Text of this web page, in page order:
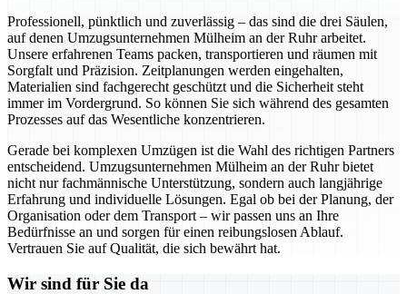
Professionell, pünktlich und zuverlässig – das sind die drei Säulen,
auf denen Umzugsunternehmen Mülheim an der Ruhr arbeitet.
Unsere erfahrenen Teams packen, transportieren und räumen mit
Sorgfalt und Präzision. Zeitplanungen werden eingehalten,
Materialien sind fachgerecht geschützt und die Sicherheit steht
immer im Vordergrund. So können Sie sich während des gesamten
Prozesses auf das Wesentliche konzentrieren.
Gerade bei komplexen Umzügen ist die Wahl des richtigen Partners
entscheidend. Umzugsunternehmen Mülheim an der Ruhr bietet
nicht nur fachmännische Unterstützung, sondern auch langjährige
Erfahrung und individuelle Lösungen. Egal ob bei der Planung, der
Organisation oder dem Transport – wir passen uns an Ihre
Bedürfnisse an und sorgen für einen reibungslosen Ablauf.
Vertrauen Sie auf Qualität, die sich bewährt hat.
Wir sind für Sie da